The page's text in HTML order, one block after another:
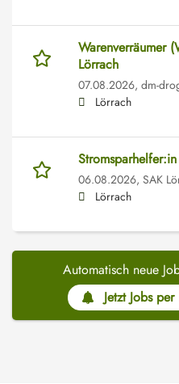
Warenverräumer
Lörrach
07.08.2026, dm-
Lörrach
06.08.2026, SAK
Lörrach
Automatisch neue
Jetzt Jobs